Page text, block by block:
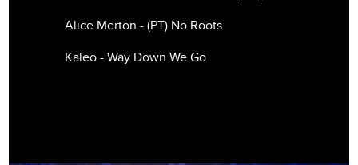
Alice Merton - (РТ) No Roots
Kaleo - Way Down We Go